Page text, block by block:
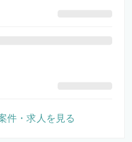
件・求人を見る